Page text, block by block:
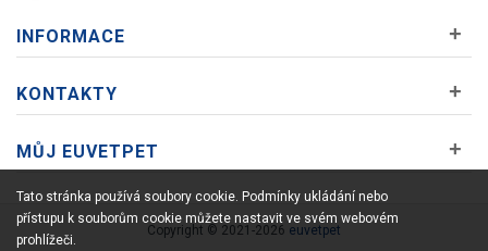
Tato stránka používá soubory cookie. Podmínky ukládání nebo
přístupu k souborům cookie můžete nastavit ve svém webovém
prohlížeči.
INFORMACE +
KONTAKTY +
MŮJ EUVETPET +
Copyright © 2021-2026 euvetpet